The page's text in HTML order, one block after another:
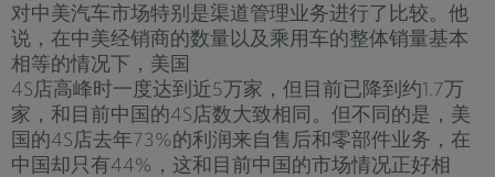
对中美汽车市场特别是渠道管理业务进行了比较。他
说，在中美经销商的数量以及乘用车的整体销量基本
相等的情况下，美国
4S店高峰时一度达到近5万家，但目前已降到约1.7万
家，和目前中国的4S店数大致相同。但不同的是，美
国的4S店去年73%的利润来自售后和零部件业务，在
中国却只有44%，这和目前中国的市场情况正好相